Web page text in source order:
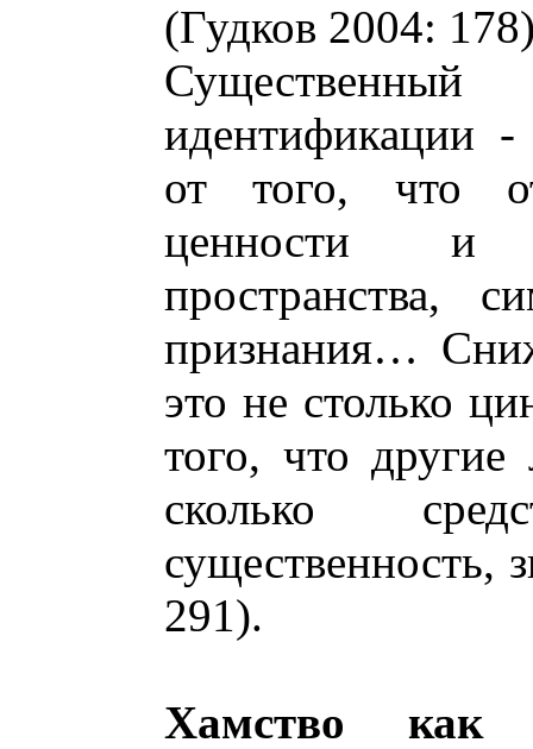
(Гудков 2004:
идентификации -
от того, что
ценности и
пространства,
признания…
это не столько
того, что
сколько
существенность,
291).
Хамство как